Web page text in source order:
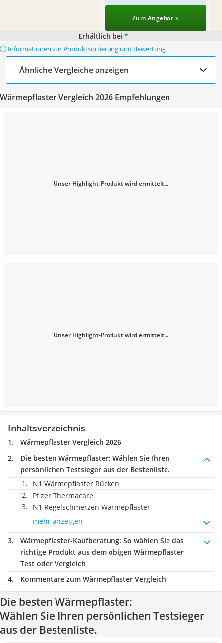
Zum Angebot »
Erhältlich bei *
ⓘ Informationen zur Produktsortierung und Bewertung
Ähnliche Vergleiche anzeigen
Wärmepflaster Vergleich 2026 Empfehlungen
Unser Highlight-Produkt wird ermittelt...
Unser Highlight-Produkt wird ermittelt...
Inhaltsverzeichnis
Wärmepflaster Vergleich 2026
Die besten Wärmepflaster: Wählen Sie Ihren
persönlichen Testsieger aus der Bestenliste.
N1 Wärmepflaster Rücken
Pfizer Thermacare
N1 Regelschmerzen Wärmepflaster
mehr anzeigen
Wärmepflaster-Kaufberatung: So wählen Sie das
richtige Produkt aus dem obigen Wärmepflaster
Test oder Vergleich
Kommentare zum Wärmepflaster Vergleich
Die besten Wärmepflaster:
Wählen Sie Ihren persönlichen Testsieger
aus der Bestenliste.